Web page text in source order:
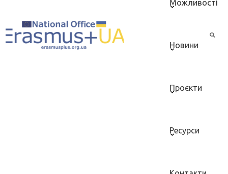
Можливості
Новини
Проєкти
Ресурси